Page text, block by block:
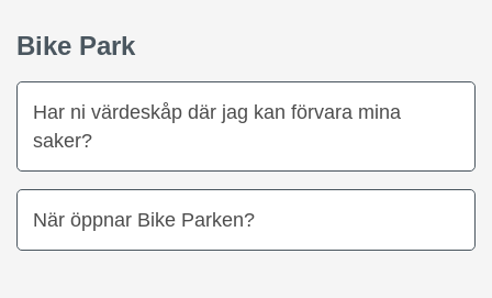
Bike Park
Har ni värdeskåp där jag kan förvara mina
saker?
När öppnar Bike Parken?